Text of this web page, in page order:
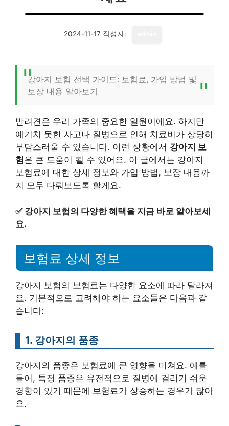
2024-11-17 작성자:
강아지 보험 선택 가이드: 보험료, 가입 방법 및
보장 내용 알아보기
반려견은 우리 가족의 중요한 일원이에요. 하지만
예기치 못한 사고나 질병으로 인해 치료비가 상당히
부담스러울 수 있습니다. 이런 상황에서 강아지 보
험은 큰 도움이 될 수 있어요. 이 글에서는 강아지
보험료에 대한 상세 정보와 가입 방법, 보장 내용까
지 모두 다뤄보도록 할게요.
✅ 강아지 보험의 다양한 혜택을 지금 바로 알아보세
요.
보험료 상세 정보
강아지 보험의 보험료는 다양한 요소에 따라 달라져
요. 기본적으로 고려해야 하는 요소들은 다음과 같
습니다:
1. 강아지의 품종
강아지의 품종은 보험료에 큰 영향을 미쳐요. 예를
들어, 특정 품종은 유전적으로 질병에 걸리기 쉬운
경향이 있기 때문에 보험료가 상승하는 경우가 많아
요.